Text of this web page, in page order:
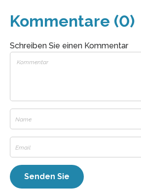
Kommentare (0)
Schreiben Sie einen Kommentar